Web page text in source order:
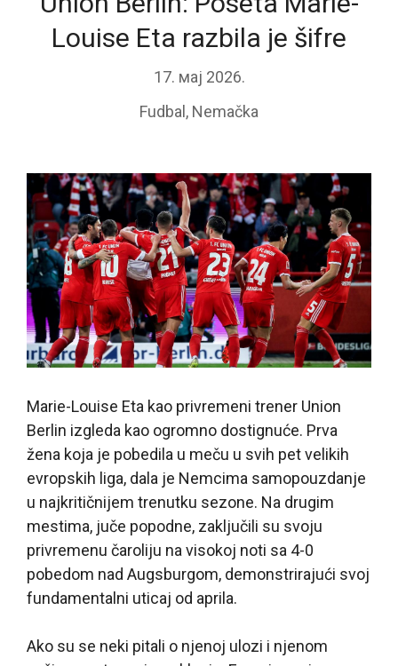
Louise Eta razbila je šifre
17. мај 2026.
Fudbal , Nemačka
Marie-Louise Eta kao privremeni trener Union
Berlin izgleda kao ogromno dostignuće. Prva
žena koja je pobedila u meču u svih pet velikih
evropskih liga, dala je Nemcima samopouzdanje
u najkritičnijem trenutku sezone. Na drugim
mestima, juče popodne, zaključili su svoju
privremenu čaroliju na visokoj noti sa 4-0
pobedom nad Augsburgom, demonstrirajući svoj
fundamentalni uticaj od aprila.
Ako su se neki pitali o njenoj ulozi i njenom